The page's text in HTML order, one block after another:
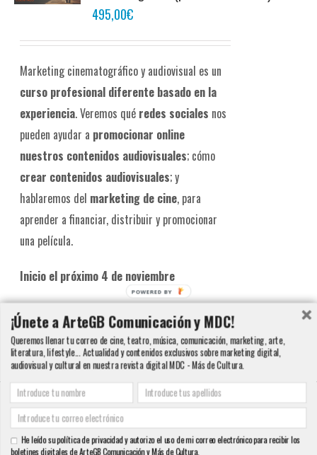
495,00€
Marketing cinematográfico y audiovisual es un
curso profesional diferente basado en la
experiencia. Veremos qué redes sociales nos
pueden ayudar a promocionar online
nuestros contenidos audiovisuales; cómo
crear contenidos audiovisuales; y
hablaremos del marketing de cine, para
aprender a financiar, distribuir y promocionar
una película.
Inicio el próximo 4 de noviembre
Copyright 2000 - 2016 ArteGB | Todos los derechos reservados |Aviso legal -
Condiciones de Venta y Privacidad - Política de Cookies
info@artegb.com - 915 221 343.
¡Únete a ArteGB Comunicación y MDC!
Queremos llenar tu correo de cine, teatro, música, comunicación, marketing, arte,
literatura, lifestyle... Actualidad y contenidos exclusivos sobre marketing digital,
audiovisual y cultural en nuestra revista digital MDC - Más de Cultura.
He leído su política de privacidad y autorizo el uso de mi correo electrónico para recibir los
boletines digitales de ArteGB Comunicación y Más de Cultura.
POWERED
BY